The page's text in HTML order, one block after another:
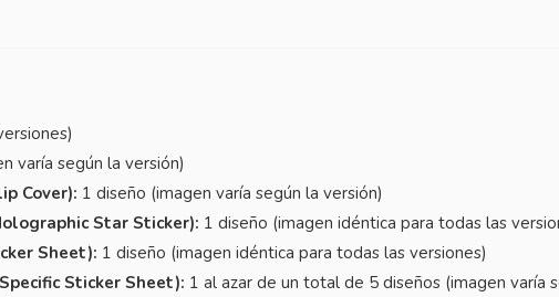
varía según la versión)
Cover): 1 diseño (imagen varía según la versión)
Star Sticker): 1 diseño (imagen idéntica para todas las
Sheet): 1 diseño (imagen idéntica para todas las versiones)
Sticker Sheet): 1 al azar de un total de 5 diseños (imagen varía